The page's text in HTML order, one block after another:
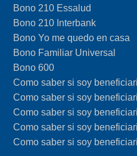
Bono 210 Essalud
Bono 210 Interbank
Bono Yo me quedo en casa
Bono Familiar Universal
Bono 600
Como saber si soy
Como saber si soy
Como saber si soy
Como saber si soy
Como saber si soy